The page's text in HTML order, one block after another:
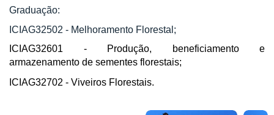
Graduação:
ICIAG32502 - Melhoramento Florestal;
ICIAG32601 - Produção, beneficiamento e
armazenamento de sementes florestais;
ICIAG32702 - Viveiros Florestais.